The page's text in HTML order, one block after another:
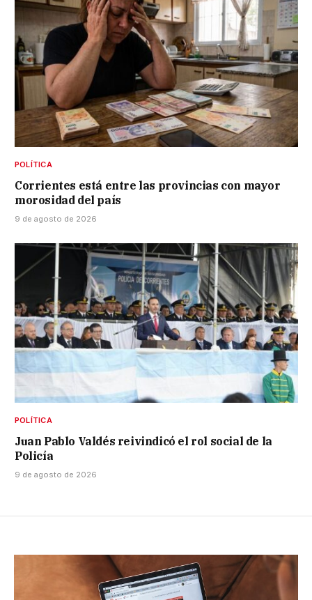
POLÍTICA
Corrientes está entre las provincias con mayor
morosidad del país
9 de agosto de 2026
POLÍTICA
Juan Pablo Valdés reivindicó el rol social de la
Policía
9 de agosto de 2026